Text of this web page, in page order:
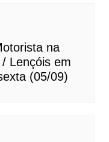
na
Lençóis em
(05/09)